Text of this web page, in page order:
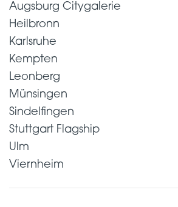
Augsburg Citygalerie
Heilbronn
Karlsruhe
Kempten
Leonberg
Münsingen
Sindelfingen
Stuttgart Flagship
Ulm
Viernheim